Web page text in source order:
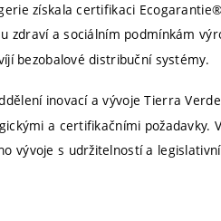
získala certifikaci
zdraví a sociálním podmínkám
bezobalové distribuční systémy.
inovací a vývoje Tierra
a certifikačními
vývoje s udržitelností a